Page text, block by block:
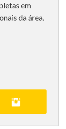
em
da área.